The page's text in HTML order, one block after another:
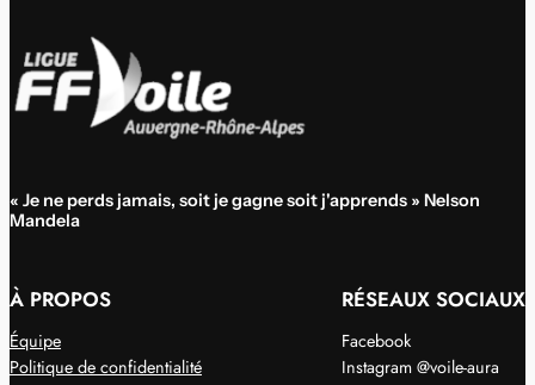
« Je ne perds jamais, soit je gagne soit j'apprends » Nelson
Mandela
À PROPOS
Équipe
Politique de confidentialité
RÉSEAUX SOCIAUX
Facebook
Instagram @voile-aura